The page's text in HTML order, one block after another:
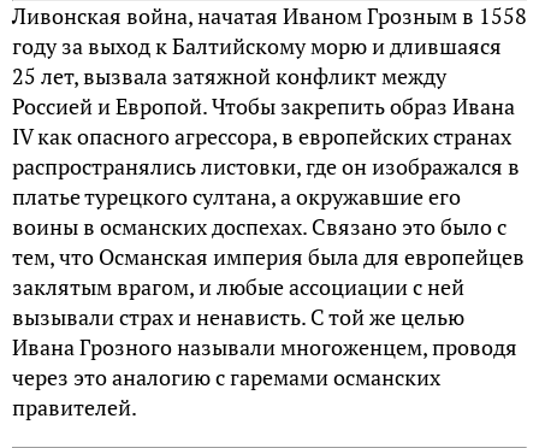
Ливонская война, начатая Иваном Грозным в 1558
году за выход к Балтийскому морю и длившаяся
25 лет, вызвала затяжной конфликт между
Россией и Европой. Чтобы закрепить образ Ивана
IV как опасного агрессора, в европейских странах
распространялись листовки, где он изображался в
платье турецкого султана, а окружавшие его
воины в османских доспехах. Связано это было с
тем, что Османская империя была для европейцев
заклятым врагом, и любые ассоциации с ней
вызывали страх и ненависть. С той же целью
Ивана Грозного называли многоженцем, проводя
через это аналогию с гаремами османских
правителей.